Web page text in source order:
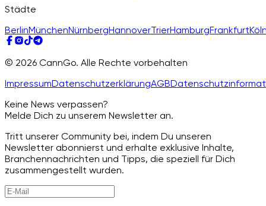
Städte
BerlinMünchenNürnbergHannoverTrierHamburgFrankfurt
© 2026 CannGo. Alle Rechte vorbehalten
ImpressumDatenschutzerklärungAGB
Keine News verpassen?
Melde Dich zu unserem Newsletter an.
Tritt unserer Community bei, indem Du unseren
Newsletter abonnierst und erhalte exklusive Inhalte,
Branchennachrichten und Tipps, die speziell für Dich
zusammengestellt wurden.